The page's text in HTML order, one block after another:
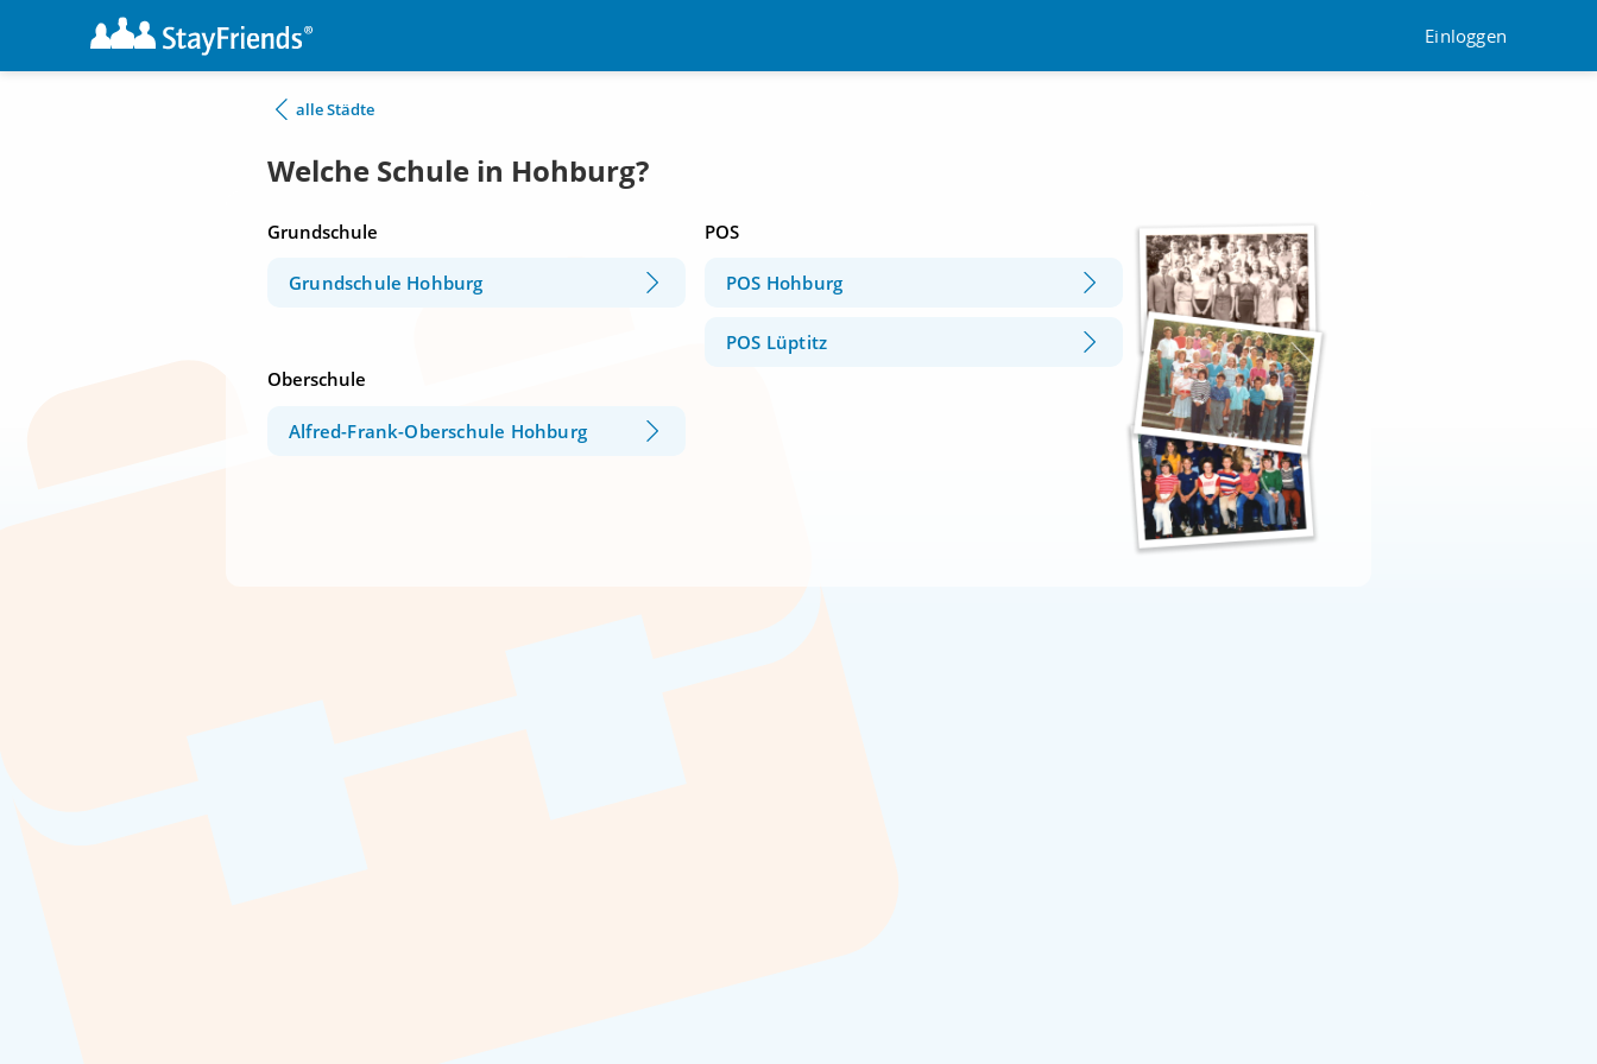
Einloggen
alle Städte
Welche Schule in Hohburg?
Grundschule
Grundschule Hohburg
POS
POS Hohburg
POS Lüptitz
Oberschule
Alfred-Frank-Oberschule Hohburg